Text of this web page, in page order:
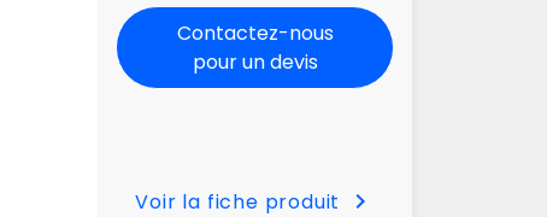
Contactez-nous
pour un devis
Voir la fiche produit chevron_right